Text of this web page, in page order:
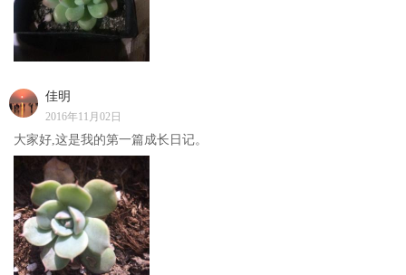
佳明
2016年11月02日
大家好,这是我的第一篇成长日记。